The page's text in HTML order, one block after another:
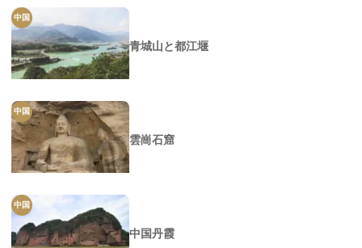
中国
青城山と都江堰
中国
雲崗石窟
中国
中国丹霞